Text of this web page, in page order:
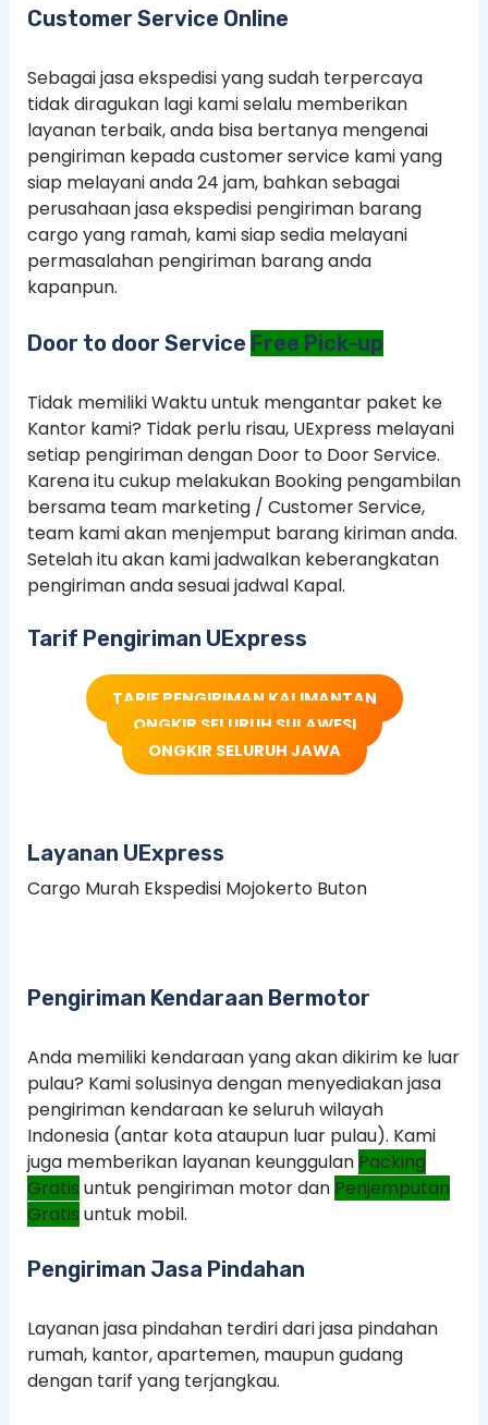
Customer Service Online
Sebagai jasa ekspedisi yang sudah terpercaya
tidak diragukan lagi kami selalu memberikan
layanan terbaik, anda bisa bertanya mengenai
pengiriman kepada customer service kami yang
siap melayani anda 24 jam, bahkan sebagai
perusahaan jasa ekspedisi pengiriman barang
cargo yang ramah, kami siap sedia melayani
permasalahan pengiriman barang anda
kapanpun.
Door to door Service Free Pick-up
Tidak memiliki Waktu untuk mengantar paket ke
Kantor kami? Tidak perlu risau, UExpress melayani
setiap pengiriman dengan Door to Door Service.
Karena itu cukup melakukan Booking pengambilan
bersama team marketing / Customer Service,
team kami akan menjemput barang kiriman anda.
Setelah itu akan kami jadwalkan keberangkatan
pengiriman anda sesuai jadwal Kapal.
Tarif Pengiriman UExpress
TARIF PENGIRIMAN KALIMANTAN
ONGKIR SELURUH SULAWESI
ONGKIR SELURUH JAWA
Layanan UExpress
Cargo Murah Ekspedisi Mojokerto Buton
Pengiriman Kendaraan Bermotor
Anda memiliki kendaraan yang akan dikirim ke luar
pulau? Kami solusinya dengan menyediakan jasa
pengiriman kendaraan ke seluruh wilayah
Indonesia (antar kota ataupun luar pulau). Kami
juga memberikan layanan keunggulan Packing
Gratis untuk pengiriman motor dan Penjemputan
Gratis untuk mobil.
Pengiriman Jasa Pindahan
Layanan jasa pindahan terdiri dari jasa pindahan
rumah, kantor, apartemen, maupun gudang
dengan tarif yang terjangkau.